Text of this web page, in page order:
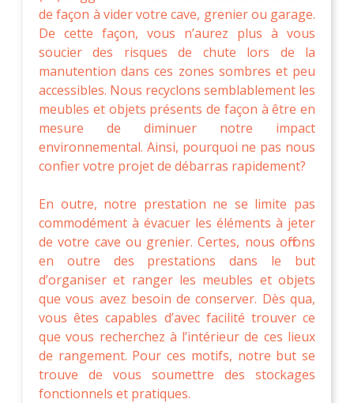
de façon à vider votre cave, grenier ou garage.
De cette façon, vous n’aurez plus à vous
soucier des risques de chute lors de la
manutention dans ces zones sombres et peu
accessibles. Nous recyclons semblablement les
meubles et objets présents de façon à être en
mesure de diminuer notre impact
environnemental. Ainsi, pourquoi ne pas nous
confier votre projet de débarras rapidement?
En outre, notre prestation ne se limite pas
commodément à évacuer les éléments à jeter
de votre cave ou grenier. Certes, nous offrons
en outre des prestations dans le but
d’organiser et ranger les meubles et objets
que vous avez besoin de conserver. Dès qua,
vous êtes capables d’avec facilité trouver ce
que vous recherchez à l’intérieur de ces lieux
de rangement. Pour ces motifs, notre but se
trouve de vous soumettre des stockages
fonctionnels et pratiques.